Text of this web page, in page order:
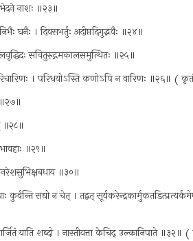
भेदने नाशः ॥२३॥
घनैः । दिवसभर्तुः अदीप्तदिगुद्भवैः ॥२४॥
सवितुरुद्गमकालसमुत्थितः ॥२५॥
। परिधयोऽस्ति कणोऽपि न वारिणः ॥२६॥ (
॥२७॥
॥२८॥
॥२९॥
॥३०॥
सद्यो न चेत् । तद्वत्
याति शब्दो । नास्तीयत्ता केचिद् उल्कानिपाते ॥३२॥